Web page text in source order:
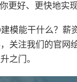
更好、更快地实
模能干什么？薪
关注我们的官网
之门。